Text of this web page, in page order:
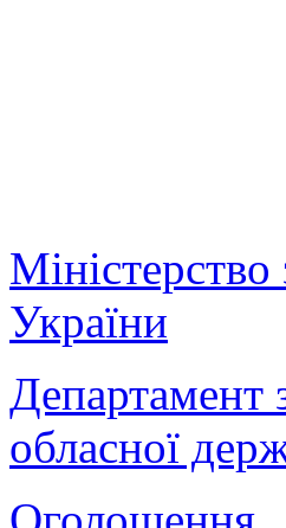
України
Департамент
обласної